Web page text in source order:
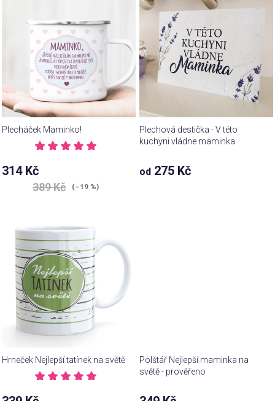
Plecháček Maminko!
hodnocení
produktu
je
5,0
314 Kč
389 Kč (–19 %)
Plechová destička - V této
kuchyni vládne maminka
Průměrné
hodnocení
od 275 Kč
Hrneček Nejlepší tatínek na světě
hodnocení
Polštář Nejlepší maminka na
světě - prověřeno